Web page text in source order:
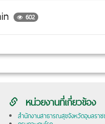
602
หน่วยงานที่เกี่ยวข้อง
สำนักงานสาธารณสุขจังหวัดอุบลรา